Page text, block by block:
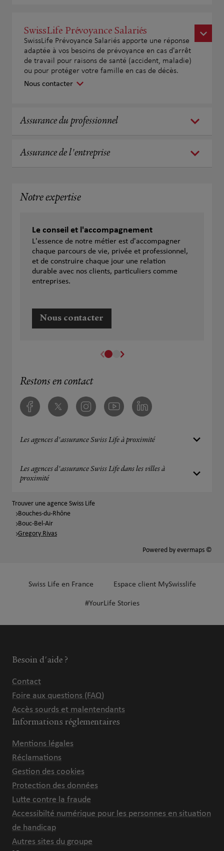
SwissLife Prévoyance Salariés
SwissLife Prévoyance Salariés apporte une réponse
adaptée à vos besoins de prévoyance en cas d'arrêt
de travail pour raisons de santé (accident, maladie)
ou pour protéger votre famille en cas de décès.
Nous contacter
Assurance du professionnel
Assurance de l'entreprise
Notre expertise
Le conseil et l'accompagnement
L'essence de notre métier est d'accompagner
chaque parcours de vie, privée et professionnel,
et de construire chaque jour une relation
durable avec nos clients, particuliers comme
entreprises.
Nous contacter
Restons en contact
FacebookTwitter InstagramYoutube Linkedin
Les agences d'assurance Swiss Life à proximité
Les agences d'assurance Swiss Life dans les villes à
proximité
Trouver une agence Swiss Life
Bouches-du-Rhône
Bouc-Bel-Air
Gregory Rivas
Powered by evermaps ©
Swiss Life en France Espace client MySwisslife
#YourLife Stories
Besoin d'aide ?
Contact
Foire aux questions (FAQ)
Accès sourds et malentendants
Informations réglementaires
Mentions légales
Réclamations
Gestion des cookies
Protection des données
Lutte contre la fraude
Accessibilté numérique pour les personnes en situation
de handicap
Autres sites du groupe